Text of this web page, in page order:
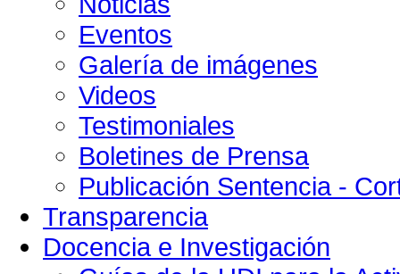
Eventos
Galería de imágenes
Videos
Testimoniales
Boletines de Prensa
Publicación Sentencia -
Transparencia
Docencia e Investigación